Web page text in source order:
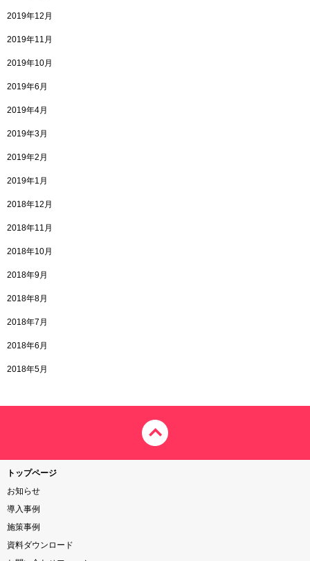
2019年12月
2019年11月
2019年10月
2019年6月
2019年4月
2019年3月
2019年2月
2019年1月
2018年12月
2018年11月
2018年10月
2018年9月
2018年8月
2018年7月
2018年6月
2018年5月
トップページ
お知らせ
導入事例
施策事例
資料ダウンロード